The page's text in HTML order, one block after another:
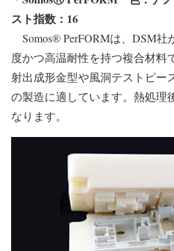
スト指数：16
Somos® PerFORMは、DSM社
度かつ高温耐性を持つ複合材料
射出成形金型や風洞テストピー
の製造に適しています。熱処理
なります。